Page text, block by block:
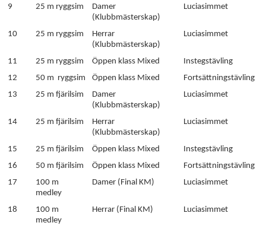
9 25 m ryggsim
Damer
(Klubbmästerskap)
Luciasimmet
10 25 m ryggsim
Herrar
(Klubbmästerskap)
Luciasimmet
11 25 m ryggsim Öppen klass Mixed
Instegstävling
12
50 m ryggsim Öppen klass Mixed
Fortsättningstävling
13
25 m fjärilsim
Damer
(Klubbmästerskap)
Luciasimmet
14 25 m fjärilsim
Herrar
(Klubbmästerskap)
Luciasimmet
15 25 m fjärilsim Öppen klass Mixed
Instegstävling
16
50 m fjärilsim Öppen klass Mixed
Fortsättningstävling
17
100 m
medley
Damer (Final KM) Luciasimmet
18
100 m
medley
Herrar (Final KM) Luciasimmet